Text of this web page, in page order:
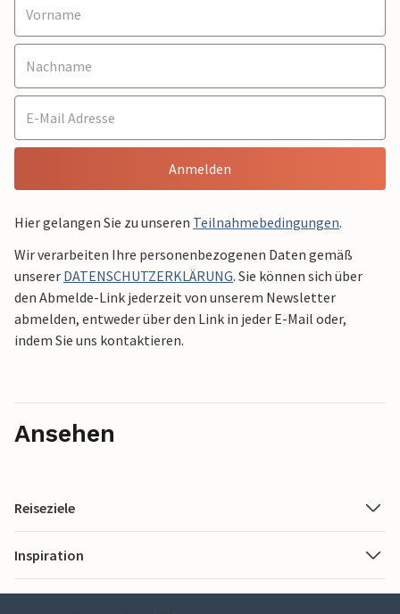
Anmelden
Hier gelangen Sie zu unseren Teilnahmebedingungen.
Wir verarbeiten Ihre personenbezogenen Daten gemäß
unserer DATENSCHUTZERKLÄRUNG. Sie können sich über
den Abmelde-Link jederzeit von unserem Newsletter
abmelden, entweder über den Link in jeder E-Mail oder,
indem Sie uns kontaktieren.
Ansehen
Reiseziele
Inspiration